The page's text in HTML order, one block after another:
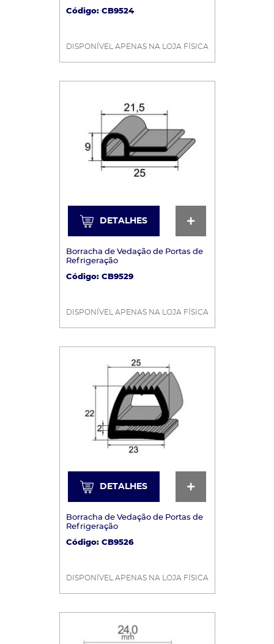
Código: CB9524
DISPONÍVEL APENAS NA LOJA FÍSICA
DETALHES
DETALHES
Borracha de Vedação de Portas de
Refrigeração
Código: CB9529
DISPONÍVEL APENAS NA LOJA FÍSICA
DETALHES
DETALHES
Borracha de Vedação de Portas de
Refrigeração
Código: CB9526
DISPONÍVEL APENAS NA LOJA FÍSICA